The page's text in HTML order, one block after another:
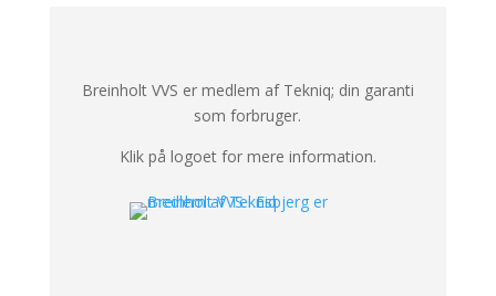
Breinholt VVS er medlem af Tekniq; din garanti
som forbruger.
Klik på logoet for mere information.